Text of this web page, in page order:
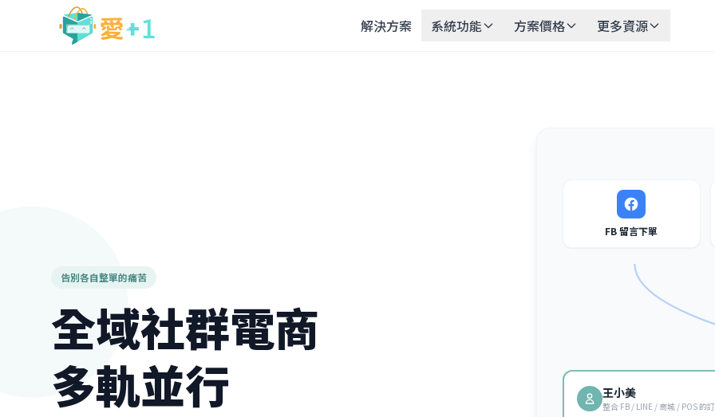
解決方案 系統功能 方案價格 更多資源
告別各自整單的痛苦
全域社群電商
多軌並行
FB 留言下單
王小美
整合 FB / LINE / 商城 / POS 的